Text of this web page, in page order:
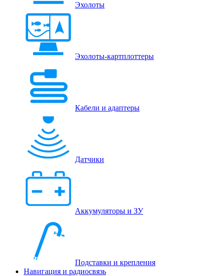
Эхолоты
Эхолоты-картплоттеры
Кабели и адаптеры
Датчики
Аккумуляторы и ЗУ
Подставки и крепления
Навигация и радиосвязь